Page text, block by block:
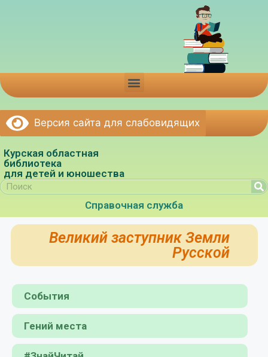
Версия сайта для слабовидящих
Курская областная
библиотека
для детей и юношества
Справочная служба
Великий заступник Земли
Русской
События
Гений места